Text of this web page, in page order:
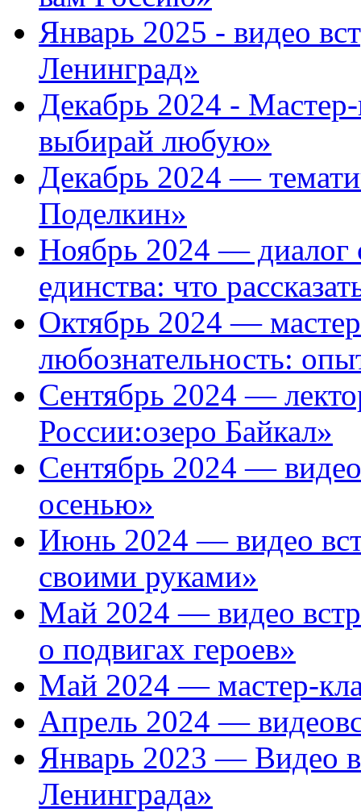
Январь 2025 - видео
Ленинград»
Декабрь 2024 -
выбирай любую»
Декабрь 2024 —
Поделкин»
Ноябрь 2024 — диалог
единства: что
Октябрь 2024 —
любознательность:
Сентябрь 2024 —
России:озеро Байкал»
Сентябрь 2024 —
осенью»
Июнь 2024 — видео
своими руками»
Май 2024 — видео
о подвигах героев»
Май 2024 — мастер-
Апрель 2024 —
Январь 2023 — Видео
Ленинграда»